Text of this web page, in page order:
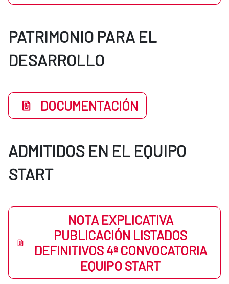
PATRIMONIO PARA EL
DESARROLLO
DOCUMENTACIÓN
ADMITIDOS EN EL EQUIPO
START
NOTA EXPLICATIVA
PUBLICACIÓN LISTADOS
DEFINITIVOS 4ª CONVOCATORIA
EQUIPO START